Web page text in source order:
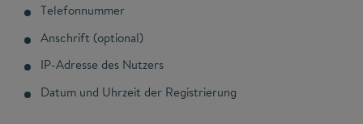
Telefonnummer
Anschrift (optional)
IP-Adresse des Nutzers
Datum und Uhrzeit der Registrierung